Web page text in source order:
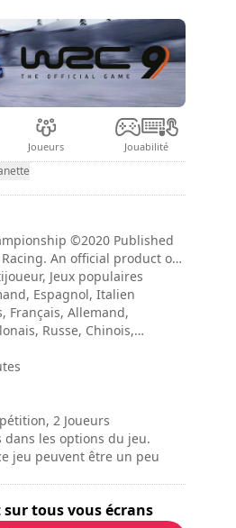
Joueurs Jouabilité
©2020 Published
An official product of
under licence of WRC
Internationale de
names, brands and
game are trademarks
respective owners. All
a virtual game and not real
vehicle movements
driving a car in real life.
Jeux populaires
Espagnol, Italien
Français, Allemand,
Russe, Chinois,
2 Joueurs
dans les options du jeu.
jeu peuvent être un peu
tous vous écrans